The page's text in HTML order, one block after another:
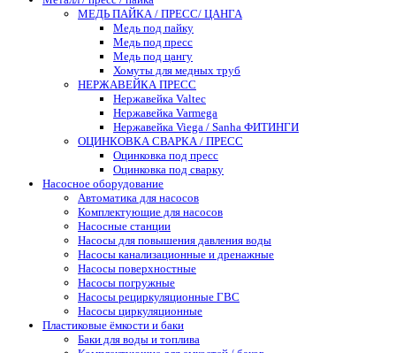
МЕДЬ ПАЙКА / ПРЕСС/ ЦАНГА
Медь под пайку
Медь под пресс
Медь под цангу
Хомуты для медных труб
НЕРЖАВЕЙКА ПРЕСС
Нержавейка Valtec
Нержавейка Varmega
Нержавейка Viega / Sanha ФИТИНГИ
ОЦИНКОВКА СВАРКА / ПРЕСС
Оцинковка под пресс
Оцинковка под сварку
Насосное оборудование
Автоматика для насосов
Комплектующие для насосов
Насосные станции
Насосы для повышения давления воды
Насосы канализационные и дренажные
Насосы поверхностные
Насосы погружные
Насосы рециркуляционные ГВС
Насосы циркуляционные
Пластиковые ёмкости и баки
Баки для воды и топлива